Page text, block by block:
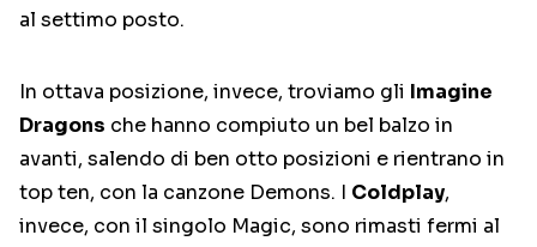
al settimo posto.
In ottava posizione, invece, troviamo gli Imagine
Dragons che hanno compiuto un bel balzo in
avanti, salendo di ben otto posizioni e rientrano in
top ten, con la canzone Demons. I Coldplay,
invece, con il singolo Magic, sono rimasti fermi al